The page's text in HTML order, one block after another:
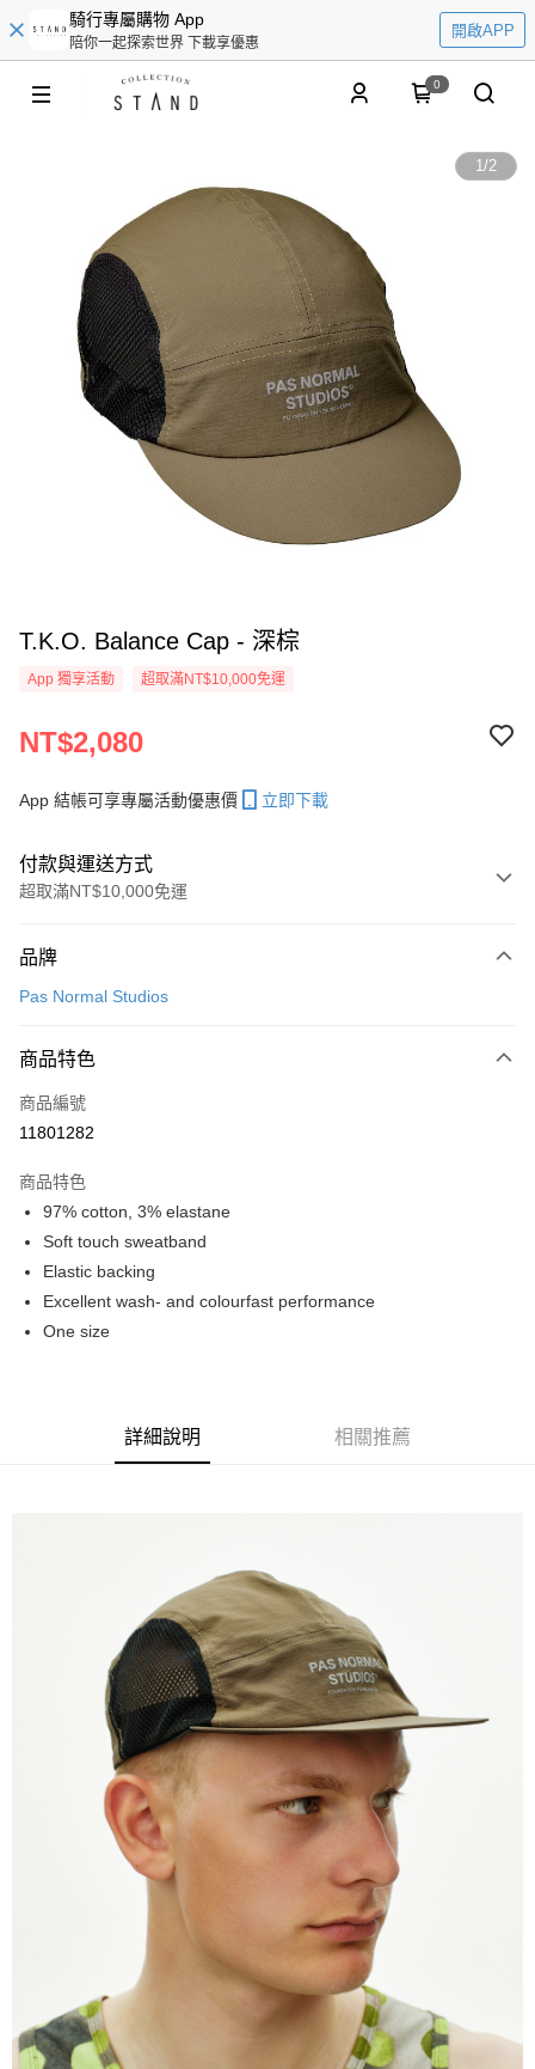
騎行專屬購物 App
陪你一起探索世界 下載享優惠
開啟APP
0
1/2
T.K.O. Balance Cap - 深棕
App 獨享活動 超取滿NT$10,000免運
NT$2,080
App 結帳可享專屬活動優惠價 立即下載
付款與運送方式
超取滿NT$10,000免運
信用卡一次付款
LINE Pay
Apple Pay
運送方式
全家店到店
每筆NT$80，滿NT$10,000(含以上)免運費
付款後全家取貨
每筆NT$80，滿NT$10,000(含以上)免運費
每筆NT$130，滿NT$10,000(含以上)免運費
品牌
Pas Normal Studios
商品特色
商品編號
11801282
商品特色
97% cotton, 3% elastane
Soft touch sweatband
Elastic backing
Excellent wash- and colourfast performance
One size
詳細說明 相關推薦